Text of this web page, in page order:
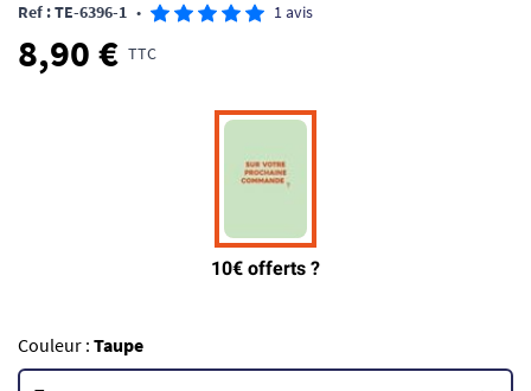
Ref : TE-6396-1 • 1 avis
8,90 € TTC
Couleur : Taupe